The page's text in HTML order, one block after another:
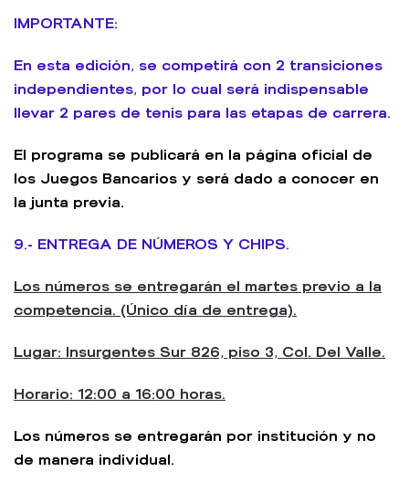
IMPORTANTE:
En esta edición, se competirá con 2 transiciones
independientes, por lo cual será indispensable
llevar 2 pares de tenis para las etapas de carrera.
El programa se publicará en la página oficial de
los Juegos Bancarios y será dado a conocer en
la junta previa.
9.- ENTREGA DE NÚMEROS Y CHIPS.
Los números se entregarán el martes previo a la
competencia. (Único día de entrega).
Lugar: Insurgentes Sur 826, piso 3, Col. Del Valle.
Horario: 12:00 a 16:00 horas.
Los números se entregarán por institución y no
de manera individual.